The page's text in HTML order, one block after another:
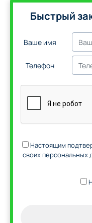
Быстрый
Ваше имя
Телефон
Настоящим
своих персональных